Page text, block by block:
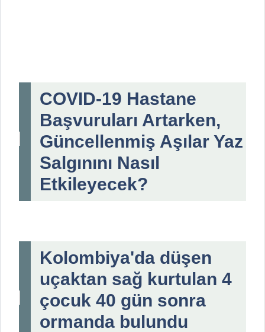
COVID-19 Hastane
Başvuruları Artarken,
Güncellenmiş Aşılar Yaz
Salgınını Nasıl
Etkileyecek?
Kolombiya'da düşen
uçaktan sağ kurtulan 4
çocuk 40 gün sonra
ormanda bulundu